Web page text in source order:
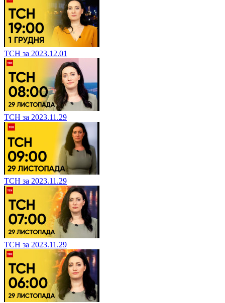
ТСН за 2023.12.01
ТСН за 2023.11.29
ТСН за 2023.11.29
ТСН за 2023.11.29